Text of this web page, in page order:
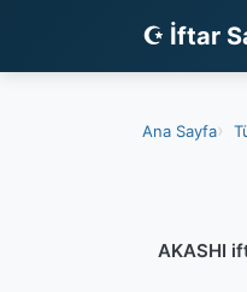
☪ İftar
Ana Sayfa
AKASHI